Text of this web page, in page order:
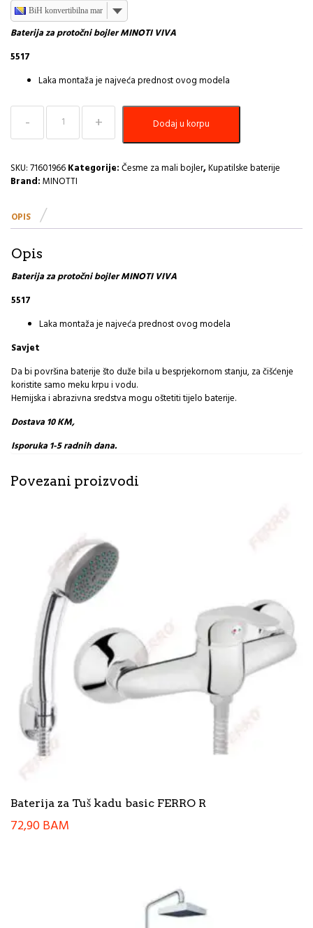
BiH konvertibilna marka
Baterija za protočni bojler MINOTI VIVA
5517
Laka montaža je najveća prednost ovog modela
Baterija
Mali
VIVA
MINOTTI
I
Dodaj u korpu
SKU:71601966Kategorije:Česme za mali bojler,Kupatilske baterije
Brand:MINOTTI
OPIS
Opis
Baterija za protočni bojler MINOTI VIVA
5517
Laka montaža je najveća prednost ovog modela
Savjet
Da bi površina baterije što duže bila u besprjekornom stanju, za čišćenje
koristite samo meku krpu i vodu.
Hemijska i abrazivna sredstva mogu oštetiti tijelo baterije.
Dostava 10 KM,
Isporuka 1-5 radnih dana.
Povezani proizvodi
Baterija za Tuš kadu basic FERRO R
72,90BAM